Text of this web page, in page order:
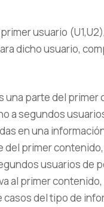
usuario (U1,U2),
dicho usuario,
una parte del primer
a segundos
en una
del primer
usuarios de
al primer
casos del tipo de